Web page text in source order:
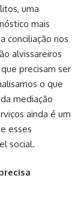
uma
mais
conciliação nos
alvissareiros
precisam ser
o que
mediação
ainda é um
esses
social.